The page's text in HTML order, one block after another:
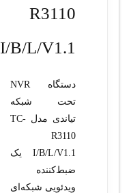
R3110
I/B/L/V1.1
دستگاه NVR
تحت شبکه
تیاندی مدل TC-
R3110
I/B/L/V1.1 یک
ضبط‌کننده
ویدئویی شبکه‌ای